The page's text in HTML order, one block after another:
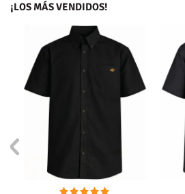
¡LOS MÁS VENDIDOS!